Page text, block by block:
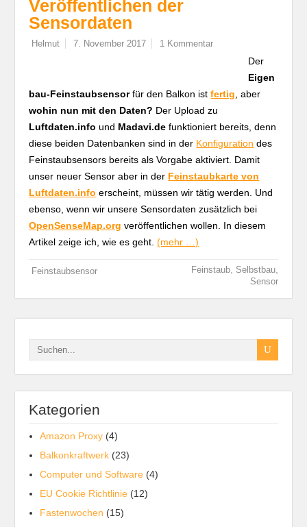
Veröffentlichen der
Sensordaten
Helmut 7. November 2017 1 Kommentar
Der
Eigen
bau-Feinstaubsensorfür den Balkon istfertig , aber
wohin nun mit den Daten? Der Upload zu
Luftdaten.info und Madavi.de funktioniert bereits, denn
diese beiden Datenbanken sind in der Konfiguration des
Feinstaubsensors bereits als Vorgabe aktiviert. Damit
unser neuer Sensor aber in der Feinstaubkarte von
Luftdaten.info erscheint, müssen wir tätig werden. Und
ebenso, wenn wir unsere Sensordaten zusätzlich bei
OpenSenseMap.org veröffentlichen wollen. In diesem
Artikel zeige ich, wie es geht.(mehr …)
Feinstaubsensor Feinstaub, Selbstbau,
Sensor
Kategorien
Amazon Proxy (4)
Balkonkraftwerk (23)
Computer und Software (4)
EU Cookie Richtlinie (12)
Fastenwochen (15)